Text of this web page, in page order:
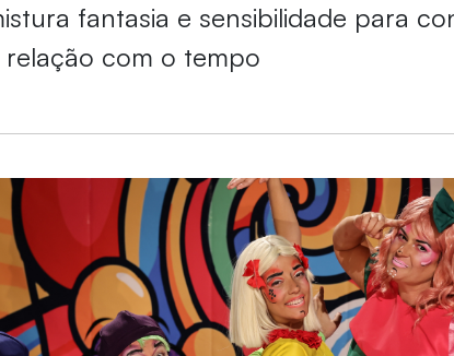
fantasia e sensibilidade para
com o tempo